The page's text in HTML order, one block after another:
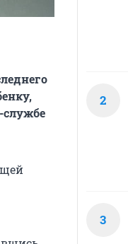
службе
2
3